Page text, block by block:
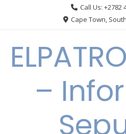
Call Us: +2782
Cape Town,
–